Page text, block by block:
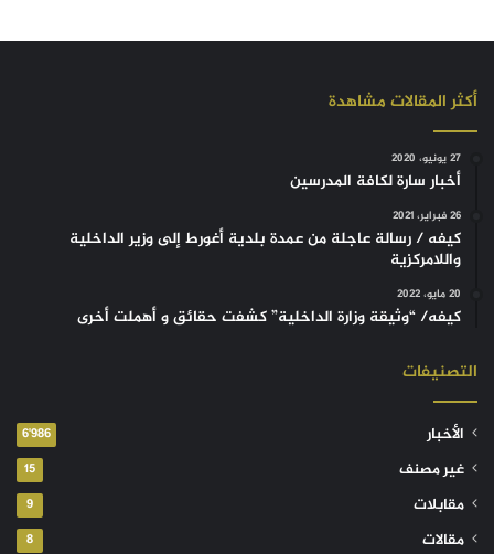
أكثر المقالات مشاهدة
27 يونيو، 2020
أخبار سارة لكافة المدرسين
26 فبراير، 2021
كيفه / رسالة عاجلة من عمدة بلدية أغورط إلى وزير الداخلية
واللامركزية
20 مايو، 2022
كيفه/ “وثيقة وزارة الداخلية” كشفت حقائق و أهملت أخرى
التصنيفات
الأخبار 6٬986
غير مصنف 15
مقابلات 9
مقالات 8